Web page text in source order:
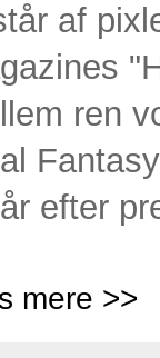
af
ren
efter
mere >>